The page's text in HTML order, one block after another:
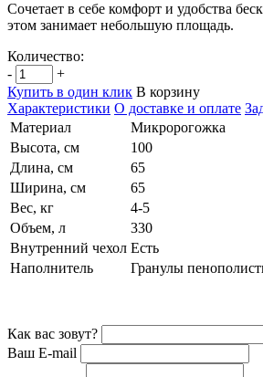
Сочетает в себе комфорт и удобства
этом занимает небольшую площадь.
Количество:
-
+
Купить в один клик В корзину
Характеристики О доставке и оплате
Материал
Микророгожка
Высота, см
100
Длина, см
65
Ширина, см
65
Вес, кг
4-5
Объем, л
330
Внутренний чехол Есть
Наполнитель
Гранулы
Как вас зовут?
Ваш E-mail